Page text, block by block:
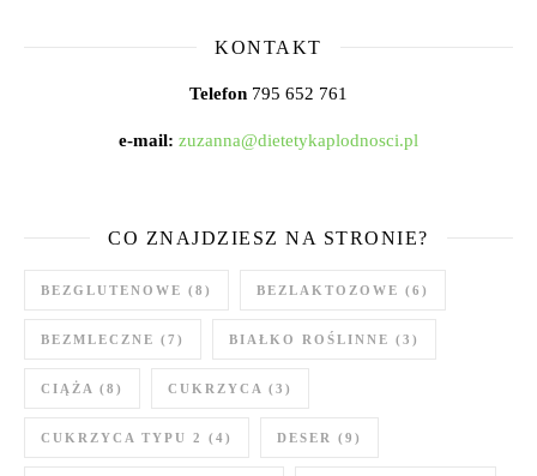
KONTAKT
Telefon 795 652 761
e-mail: zuzanna@dietetykaplodnosci.pl
CO ZNAJDZIESZ NA STRONIE?
BEZGLUTENOWE (8) BEZLAKTOZOWE (6)
BEZMLECZNE (7) BIAŁKO ROŚLINNE (3)
CIĄŻA (8) CUKRZYCA (3)
CUKRZYCA TYPU 2 (4) DESER (9)